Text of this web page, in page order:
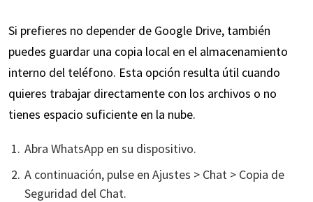
Si prefieres no depender de Google Drive, también
puedes guardar una copia local en el almacenamiento
interno del teléfono. Esta opción resulta útil cuando
quieres trabajar directamente con los archivos o no
tienes espacio suficiente en la nube.
Abra WhatsApp en su dispositivo.
A continuación, pulse en Ajustes > Chat > Copia de
Seguridad del Chat.